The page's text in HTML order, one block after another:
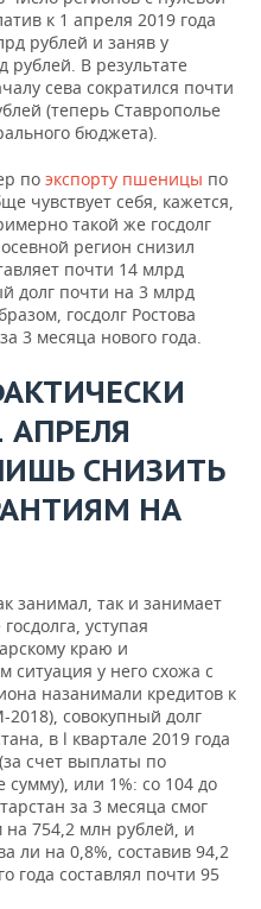
к 1 апреля 2019 года
рублей и заняв у
В результате
сева сократился почти
(теперь Ставрополье
бюджета).
по экспорту пшеницы по
чувствует себя, кажется,
такой же госдолг
регион снизил
почти 14 млрд
долг почти на 3 млрд
госдолг Ростова
3 месяца нового года.
АПРЕЛЯ
СНИЗИТЬ
НА
занимал, так и занимает
уступая
краю и
ситуация у него схожа с
назанимали кредитов к
совокупный долг
в l квартале 2019 года
счет выплаты по
или 1%: со 104 до
за 3 месяца смог
на 754,2 млн рублей, и
ли на 0,8%, составив 94,2
года составлял почти 95